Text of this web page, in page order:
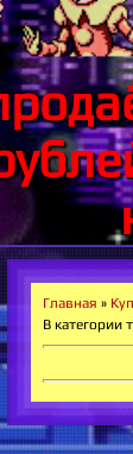
Главная »
В категории